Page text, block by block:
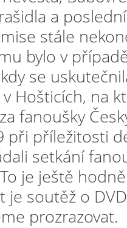
a
stále
bylo v
se
Hošticích, na
fanoušky
při příležitosti
setkání
je ještě
soutěž o
prozrazovat.